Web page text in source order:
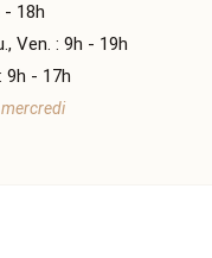
- 18h
Ven. : 9h - 19h
9h - 17h